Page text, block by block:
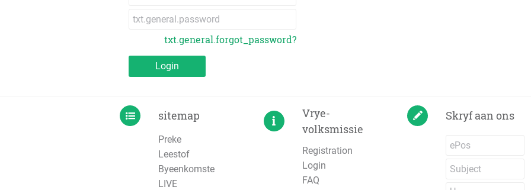
txt.general.forgot_password?
Login
sitemap
Preke
Leestof
Byeenkomste
LIVE
Vrye-
volksmissie
Registration
Login
FAQ
Skryf aan ons